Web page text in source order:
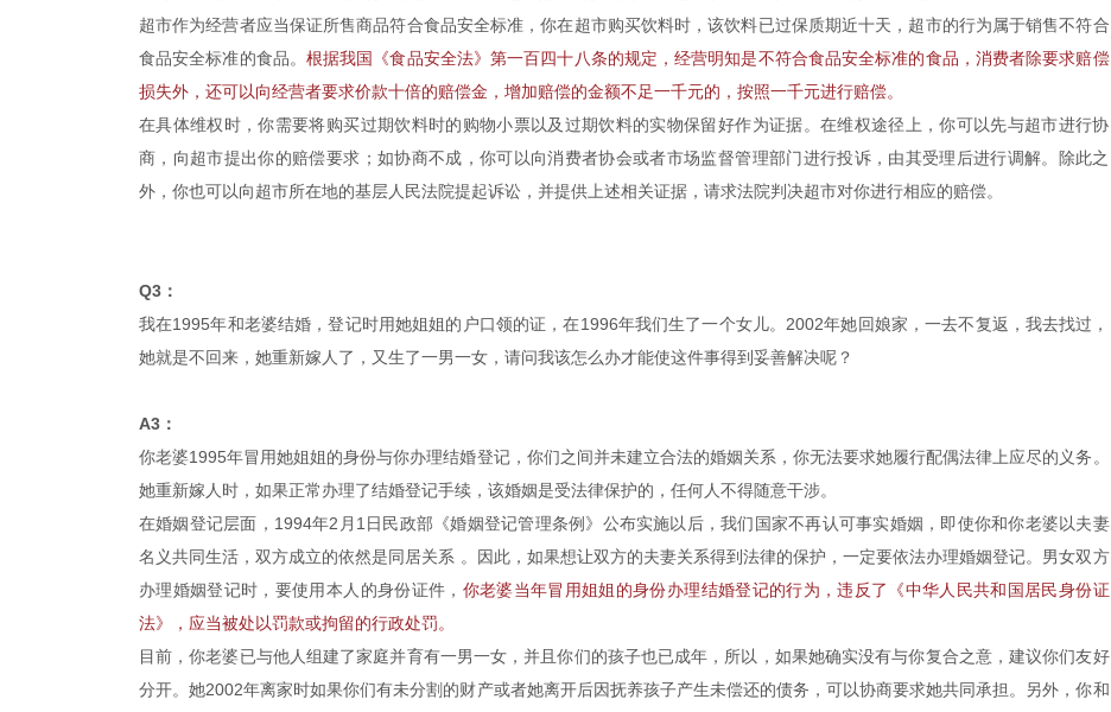
超市作为经营者应当保证所售商品符合食品安全标准，你在超市购买饮料时，该饮料已过保质期近十天，超市的行为属于销售不符合
食品安全标准的食品。 根据我国《食品安全法》第一百四十八条的规定，经营明知是不符合食品安全标准的食品，消费者除要求赔偿
损失外，还可以向经营者要求价款十倍的赔偿金，增加赔偿的金额不足一千元的，按照一千元进行赔偿。
在具体维权时，你需要将购买过期饮料时的购物小票以及过期饮料的实物保留好作为证据。在维权途径上，你可以先与超市进行协
商，向超市提出你的赔偿要求；如协商不成，你可以向消费者协会或者市场监督管理部门进行投诉，由其受理后进行调解。除此之
外，你也可以向超市所在地的基层人民法院提起诉讼，并提供上述相关证据，请求法院判决超市对你进行相应的赔偿。
Q3：
我在1995年和老婆结婚，登记时用她姐姐的户口领的证，在1996年我们生了一个女儿。2002年她回娘家，一去不复返，我去找过，
她就是不回来，她重新嫁人了，又生了一男一女，请问我该怎么办才能使这件事得到妥善解决呢？
A3：
你老婆1995年冒用她姐姐的身份与你办理结婚登记，你们之间并未建立合法的婚姻关系，你无法要求她履行配偶法律上应尽的义务。
她重新嫁人时，如果正常办理了结婚登记手续，该婚姻是受法律保护的，任何人不得随意干涉。
在婚姻登记层面，1994年2月1日民政部《婚姻登记管理条例》公布实施以后，我们国家不再认可事实婚姻，即使你和你老婆以夫妻
名义共同生活，双方成立的依然是同居关系 。因此，如果想让双方的夫妻关系得到法律的保护，一定要依法办理婚姻登记。男女双方
办理婚姻登记时，要使用本人的身份证件， 你老婆当年冒用姐姐的身份办理结婚登记的行为，违反了《中华人民共和国居民身份证
法》，应当被处以罚款或拘留的行政处罚。
目前，你老婆已与他人组建了家庭并育有一男一女，并且你们的孩子也已成年，所以，如果她确实没有与你复合之意，建议你们友好
分开。她2002年离家时如果你们有未分割的财产或者她离开后因抚养孩子产生未偿还的债务，可以协商要求她共同承担。另外，你和